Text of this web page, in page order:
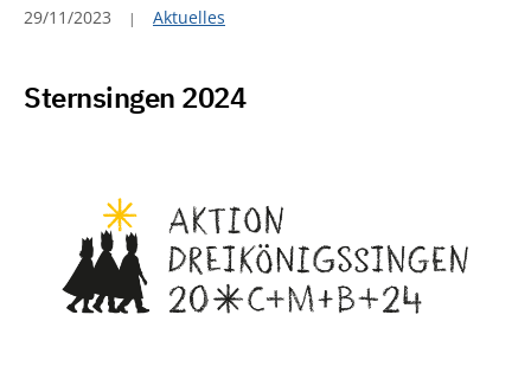
29/11/2023 Aktuelles
Sternsingen 2024